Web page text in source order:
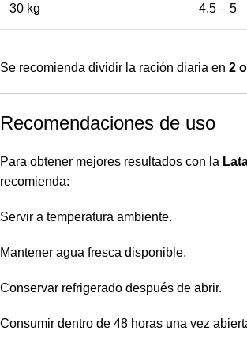
30 kg 4.5 – 5
Se recomienda dividir la ración diaria en 2
Recomendaciones de uso
Para obtener mejores resultados con la
recomienda:
Servir a temperatura ambiente.
Mantener agua fresca disponible.
Conservar refrigerado después de abrir.
Consumir dentro de 48 horas una vez